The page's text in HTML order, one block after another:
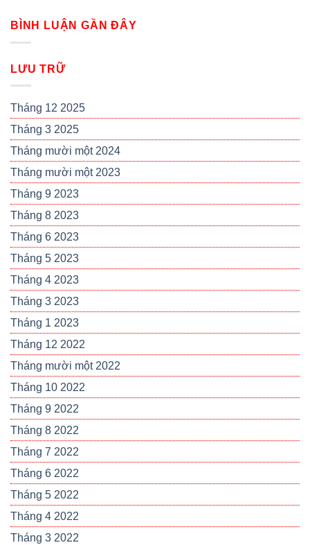
BÌNH LUẬN GẦN ĐÂY
LƯU TRỮ
Tháng 12 2025
Tháng 3 2025
Tháng mười một 2024
Tháng mười một 2023
Tháng 9 2023
Tháng 8 2023
Tháng 6 2023
Tháng 5 2023
Tháng 4 2023
Tháng 3 2023
Tháng 1 2023
Tháng 12 2022
Tháng mười một 2022
Tháng 10 2022
Tháng 9 2022
Tháng 8 2022
Tháng 7 2022
Tháng 6 2022
Tháng 5 2022
Tháng 4 2022
Tháng 3 2022